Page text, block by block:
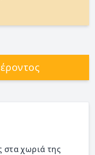
στα χωριά της